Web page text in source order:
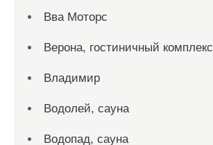
Вва Моторс
Верона, гостиничный комплекс
Владимир
Водолей, сауна
Водопад, сауна